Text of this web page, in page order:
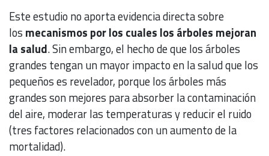
Este estudio no aporta evidencia directa sobre
los mecanismos por los cuales los árboles mejoran
la salud. Sin embargo, el hecho de que los árboles
grandes tengan un mayor impacto en la salud que los
pequeños es revelador, porque los árboles más
grandes son mejores para absorber la contaminación
del aire, moderar las temperaturas y reducir el ruido
(tres factores relacionados con un aumento de la
mortalidad).